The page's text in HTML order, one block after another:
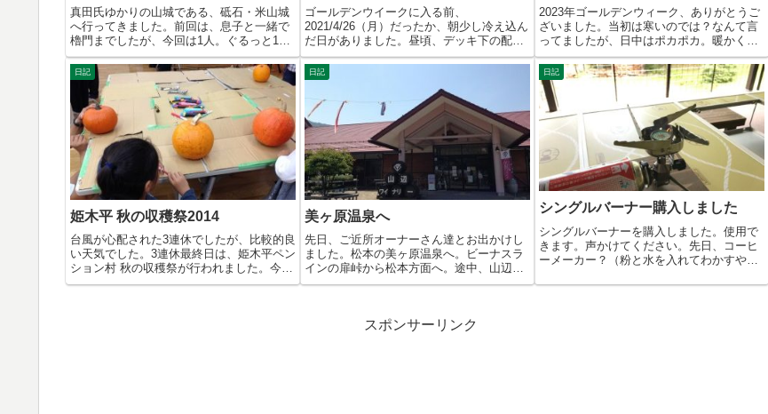
真田氏ゆかりの山城である、砥石・米山城
へ行ってきました。前回は、息子と一緒で
櫓門までしたが、今回は1人。ぐるっと1周
走っ...
ゴールデンウイークに入る前、
2021/4/26（月）だったか、朝少し冷え込ん
だ日がありました。昼頃、デッキ下の配管
から水...
2023年ゴールデンウィーク、ありがとうご
ざいました。当初は寒いのでは？なんて言
ってましたが、日中はポカポカ。暖かくい
い...
日記
姫木平 秋の収穫祭2014
台風が心配された3連休でしたが、比較的良
い天気でした。3連休最終日は、姫木平ペン
ション村 秋の収穫祭が行われました。今
年...
日記
美ヶ原温泉へ
先日、ご近所オーナーさん達とお出かけし
ました。松本の美ヶ原温泉へ。ビーナスラ
インの扉峠から松本方面へ。途中、山辺ワ
イナリ...
日記
シングルバーナー購入しました
シングルバーナーを購入しました。使用で
きます。声かけてください。先日、コーヒ
ーメーカー？（粉と水を入れてわかすや
スポンサーリンク